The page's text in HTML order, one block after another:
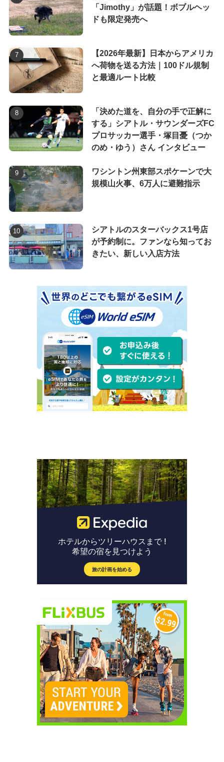
「Jimothy」が話題！ボブルヘッ
ドも限定発売へ
【2026年最新】日本からアメリカ
へ荷物を送る方法｜100ドル規制
と最適ルート比較
「決めた道を、自分の手で正解に
する」シアトル・サウンダーズFC
プロサッカー選手・塚目憂（つか
のめ・ゆう）さん インタビュー
ワシントン州東部スポケーンで大
規模山火事、6万人に避難指示
シアトルのスターバックス1号店
が予約制に。ファンなら知ってお
きたい、新しい入店方法